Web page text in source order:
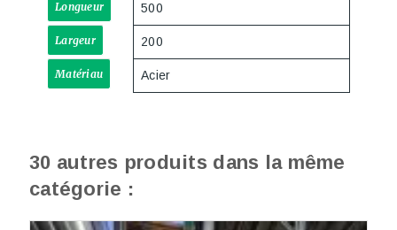
Longueur 500
Largeur 200
Matériau Acier
30 autres produits dans la même
catégorie :